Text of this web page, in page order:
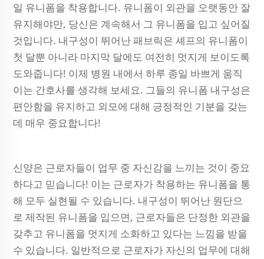
일 유니폼을 착용합니다. 유니폼이 외관을 오랫동안 잘
유지해야만, 당신은 계속해서 그 유니폼을 입고 싶어질
것입니다. 내구성이 뛰어난 패브릭은 셰프의 유니폼이
첫 달뿐 아니라 마지막 달에도 여전히 멋지게 보이도록
도와줍니다! 이제 병원 내에서 하루 종일 바쁘게 움직
이는 간호사를 생각해 보세요. 그들의 유니폼 내구성은
편안함을 유지하고 외모에 대해 긍정적인 기분을 갖는
데 매우 중요합니다!
신양은 근로자들이 업무 중 자신감을 느끼는 것이 중요
하다고 믿습니다! 이는 근로자가 착용하는 유니폼을 통
해 모두 실현될 수 있습니다. 내구성이 뛰어난 원단으
로 제작된 유니폼을 입으면, 근로자들은 단정한 외관을
갖추고 유니폼을 멋지게 소화하고 있다는 느낌을 받을
수 있습니다. 일반적으로 근로자가 자신의 업무에 대해